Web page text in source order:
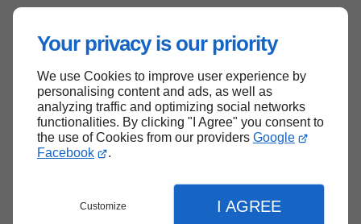
Your privacy is our priority
We use Cookies to improve user experience by
personalising content and ads, as well as
analyzing traffic and optimizing social networks
functionalities. By clicking "I Agree" you consent to
the use of Cookies from our providers Google
Facebook
.
Customize I AGREE
Haut de page